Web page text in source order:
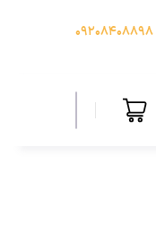
۰۹۲۰۸۴۰۸۸۹۸